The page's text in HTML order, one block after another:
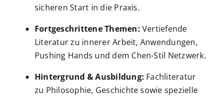
sicheren Start in die Praxis.
Fortgeschrittene Themen: Vertiefende
Literatur zu innerer Arbeit, Anwendungen,
Pushing Hands und dem Chen-Stil Netzwerk.
Hintergrund & Ausbildung: Fachliteratur
zu Philosophie, Geschichte sowie spezielle